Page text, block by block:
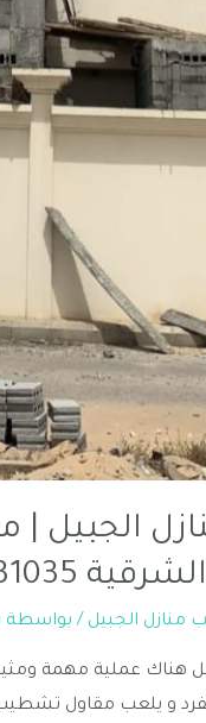
الجبيل |
0556331035
الجبيل / بواسطة
عملية مهمة
و يلعب مقاول